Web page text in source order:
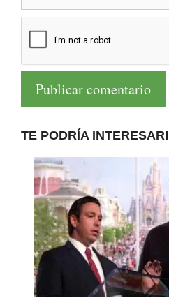
TE PODRÍA INTERESAR!